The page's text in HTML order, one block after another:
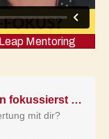
Mentoring